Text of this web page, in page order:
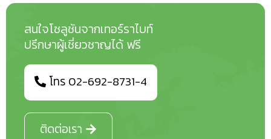
สนใจโซลูชันจากเทอร์ราไบท์
ปรึกษาผู้เชี่ยวชาญได้ ฟรี
โทร 02-692-8731-4
ติดต่อเรา